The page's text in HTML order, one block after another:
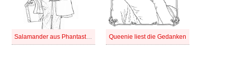
Salamander aus Phantastische Tierwesen Queenie liest die Gedanken